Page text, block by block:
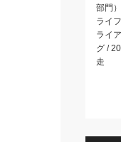
部門
ライ
ライ
グ /
走